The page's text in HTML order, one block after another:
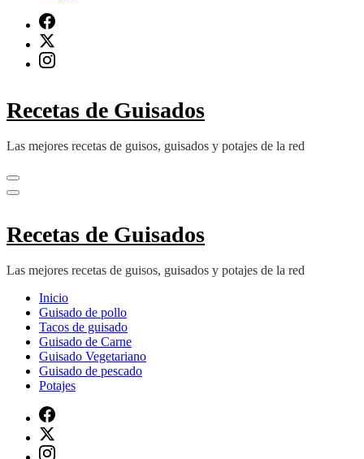
Recetas de Guisados
Las mejores recetas de guisos, guisados y potajes de la red
Recetas de Guisados
Las mejores recetas de guisos, guisados y potajes de la red
Inicio
Guisado de pollo
Tacos de guisado
Guisado de Carne
Guisado Vegetariano
Guisado de pescado
Potajes